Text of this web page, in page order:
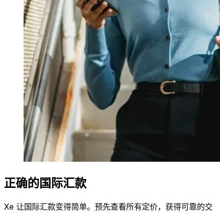
正确的国际汇款
Xe 让国际汇款变得简单。预先查看所有定价，获得可靠的交